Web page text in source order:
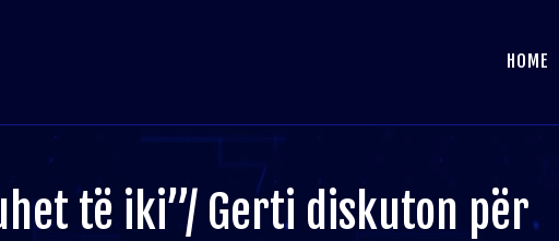
HOME
të iki”/ Gerti diskuton për